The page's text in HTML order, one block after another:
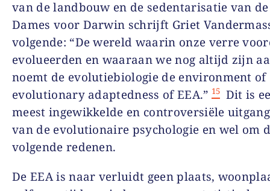
van de landbouw en de sedentarisatie van
Dames voor Darwin schrijft Griet
volgende: “De wereld waarin onze verre
evolueerden en waaraan we nog altijd zijn
noemt de evolutiebiologie de environment of
evolutionary adaptedness of EEA.” 15 Dit is
meest ingewikkelde en controversiële
van de evolutionaire psychologie en wel om
volgende redenen.
De EEA is naar verluidt geen plaats,